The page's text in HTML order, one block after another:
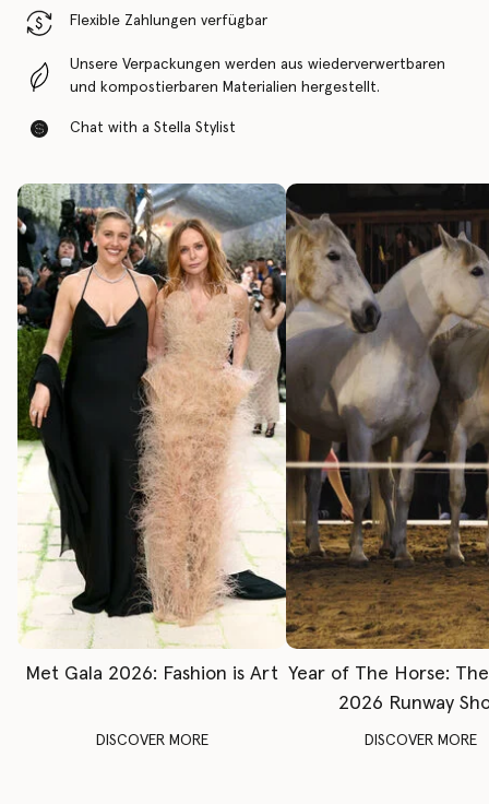
Flexible Zahlungen verfügbar
Unsere Verpackungen werden aus wiederverwertbaren
und kompostierbaren Materialien hergestellt.
Chat with a Stella Stylist
Met Gala 2026: Fashion is Art
DISCOVER MORE
Year of The Horse:
2026 Runway
DISCOVER MORE